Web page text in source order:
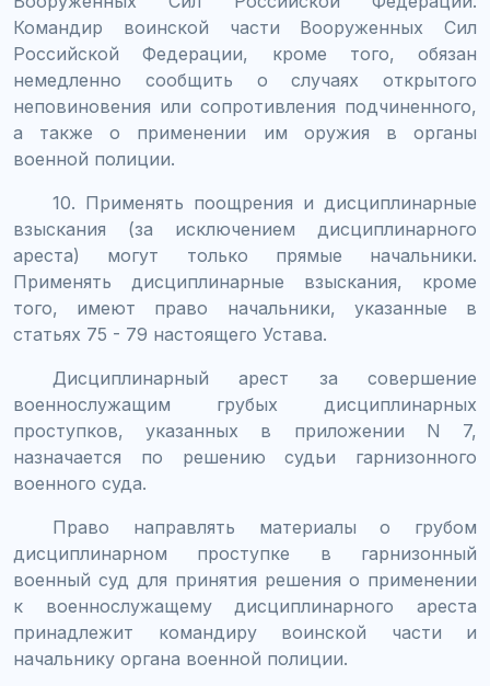
Командир воинской части Вооруженных Сил
Российской Федерации, кроме того, обязан
немедленно сообщить о случаях открытого
неповиновения или сопротивления подчиненного,
а также о применении им оружия в органы
военной полиции.
10. Применять поощрения и дисциплинарные
взыскания (за исключением дисциплинарного
ареста) могут только прямые начальники.
Применять дисциплинарные взыскания, кроме
того, имеют право начальники, указанные в
статьях 75 - 79 настоящего Устава.
Дисциплинарный арест за совершение
военнослужащим грубых дисциплинарных
проступков, указанных в приложении N 7,
назначается по решению судьи гарнизонного
военного суда.
Право направлять материалы о грубом
дисциплинарном проступке в гарнизонный
военный суд для принятия решения о применении
к военнослужащему дисциплинарного ареста
принадлежит командиру воинской части и
начальнику органа военной полиции.